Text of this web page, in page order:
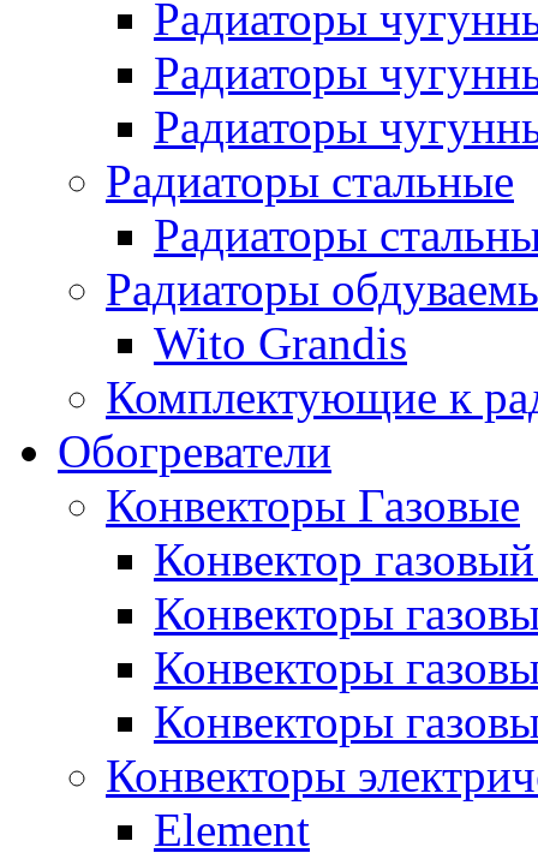
Радиаторы
Радиаторы
Радиаторы
Радиаторы стальные
Радиаторы
Радиаторы
Wito Grandis
Комплектующие к
Обогреватели
Конвекторы Газовые
Конвектор
Конвекторы
Конвекторы
Конвекторы
Конвекторы
Element